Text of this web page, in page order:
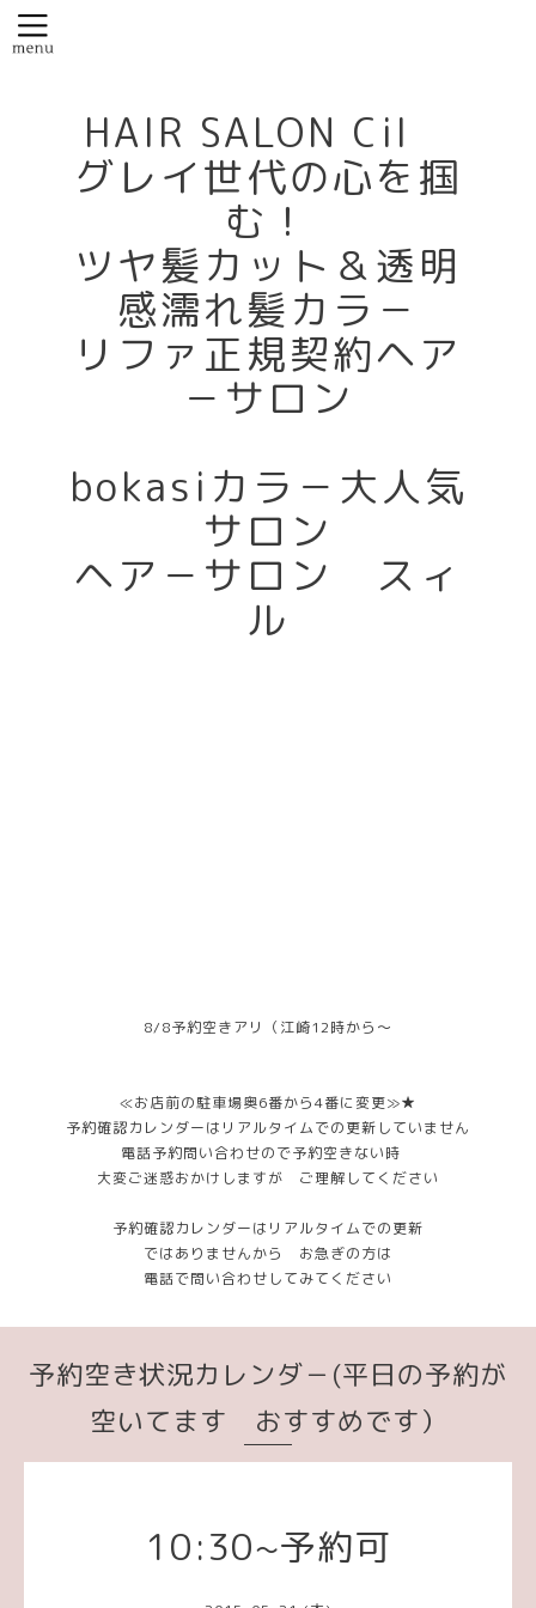
HAIR SALON Cil
グレイ世代の心を掴
む！
ツヤ髪カット＆透明
感濡れ髪カラ－
リファ正規契約ヘア
－サロン
bokasiカラ－大人気
サロン
ヘア－サロン スィ
ル
8/8予約空きアリ（江崎12時から～
≪お店前の駐車場奥6番から4番に変更≫★
予約確認カレンダーはリアルタイムでの更新していません
電話予約問い合わせので予約空きない時
大変ご迷惑おかけしますが ご理解してください
予約確認カレンダーはリアルタイムでの更新
ではありませんから お急ぎの方は
電話で問い合わせしてみてください
予約空き状況カレンダ－(平日の予約が
空いてます おすすめです）
10:30~予約可